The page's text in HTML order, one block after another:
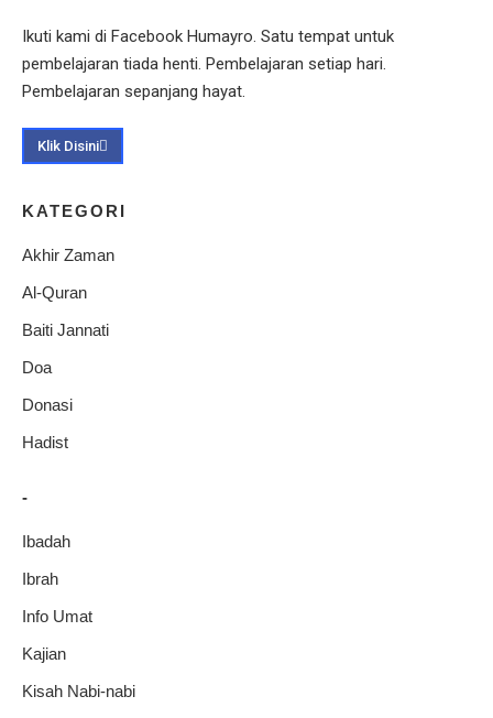
Ikuti kami di Facebook Humayro. Satu tempat untuk
pembelajaran tiada henti. Pembelajaran setiap hari.
Pembelajaran sepanjang hayat.
Klik Disini
KATEGORI
Akhir Zaman
Al-Quran
Baiti Jannati
Doa
Donasi
Hadist
-
Ibadah
Ibrah
Info Umat
Kajian
Kisah Nabi-nabi